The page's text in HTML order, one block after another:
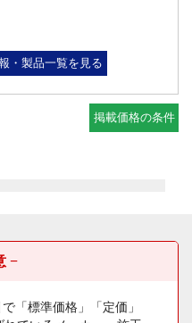
・製品一覧を見る
掲載価格の条件
−
「標準価格」「定価」